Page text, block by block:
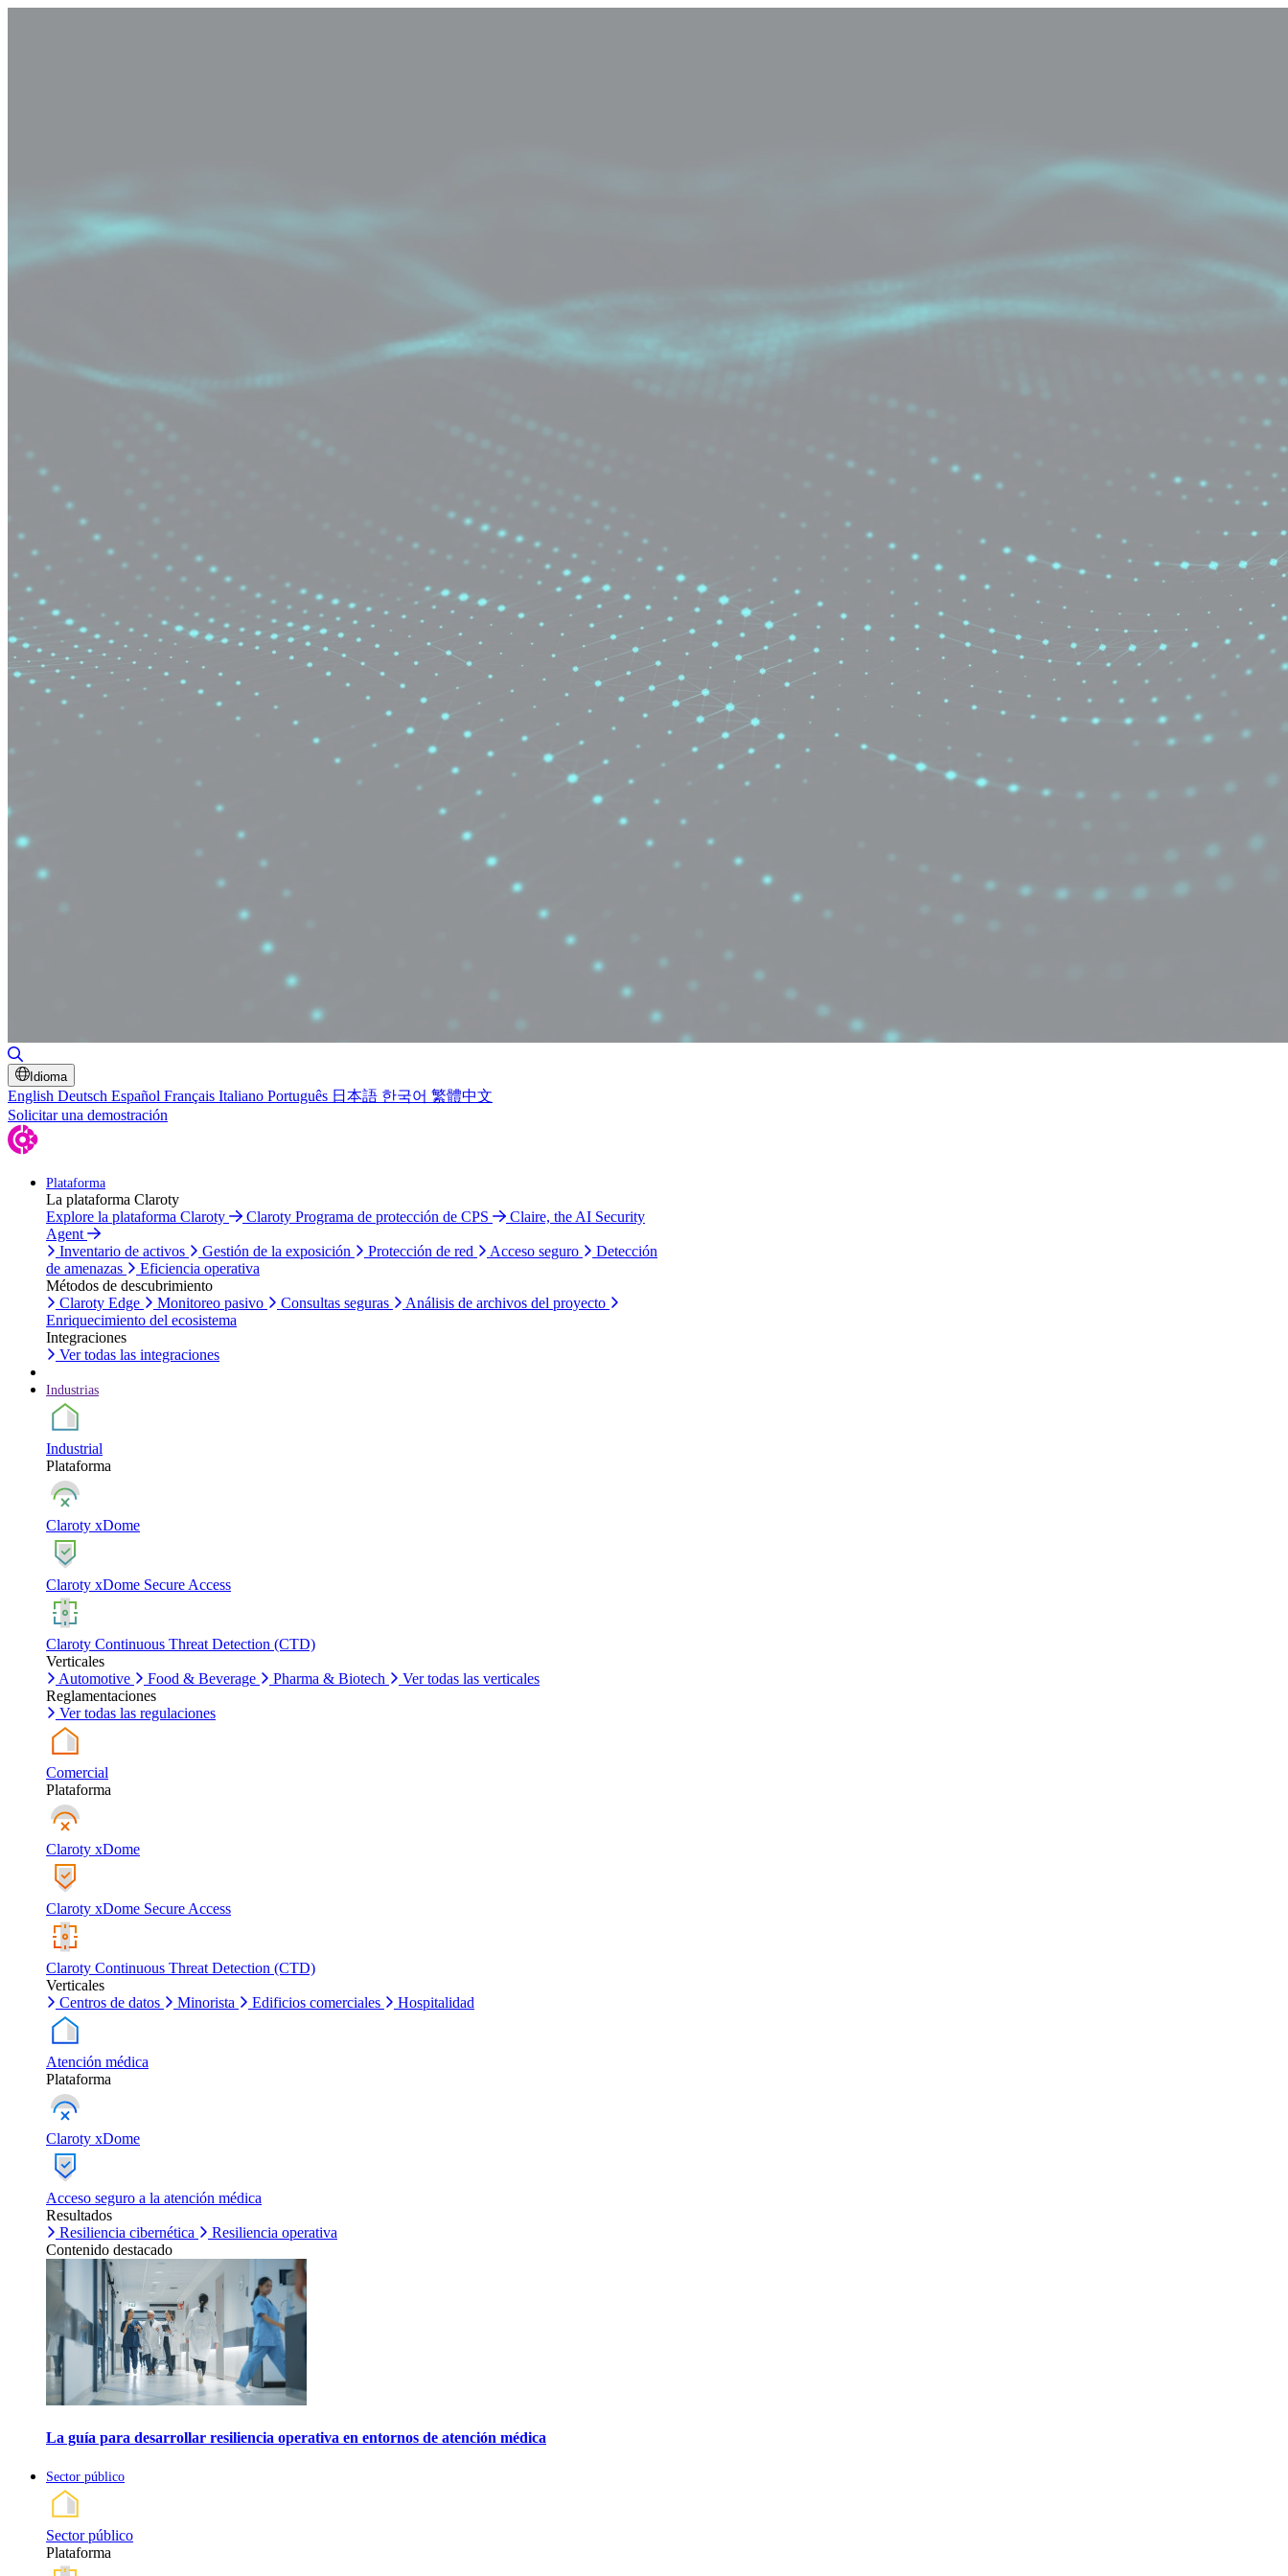
Idioma
English Deutsch Español Français Italiano Português 日本語 한국어 繁體中文
Solicitar una demostración
Plataforma
La plataforma Claroty
Explore la plataforma Claroty
Claroty Programa de protección de CPS
Claire, the AI Security
Agent
Inventario de activos
Gestión de la exposición Protección de red Acceso seguro
Detección
de amenazas
Eficiencia operativa
Métodos de descubrimiento
Claroty Edge
Monitoreo pasivo Consultas seguras
Análisis de archivos del proyecto
Enriquecimiento del ecosistema
Integraciones
Ver todas las integraciones
Industrias
Industrial
Plataforma
Claroty xDome
Claroty xDome Secure Access
Claroty Continuous Threat Detection (CTD)
Verticales
Automotive
Food & Beverage Pharma & Biotech
Ver todas las verticales
Reglamentaciones
Ver todas las regulaciones
Comercial
Plataforma
Claroty xDome
Claroty xDome Secure Access
Claroty Continuous Threat Detection (CTD)
Verticales
Centros de datos
Minorista Edificios comerciales Hospitalidad
Atención médica
Plataforma
Claroty xDome
Acceso seguro a la atención médica
Resultados
Resiliencia cibernética
Resiliencia operativa
Contenido destacado
La guía para desarrollar resiliencia operativa en entornos de atención médica
Sector público
Sector público
Plataforma